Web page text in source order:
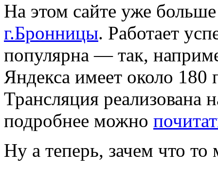
На этом сайте уже
г.Бронницы. Работает
популярна — так,
Яндекса имеет около 180
Трансляция реализована
подробнее можно
Ну а теперь, зачем что то